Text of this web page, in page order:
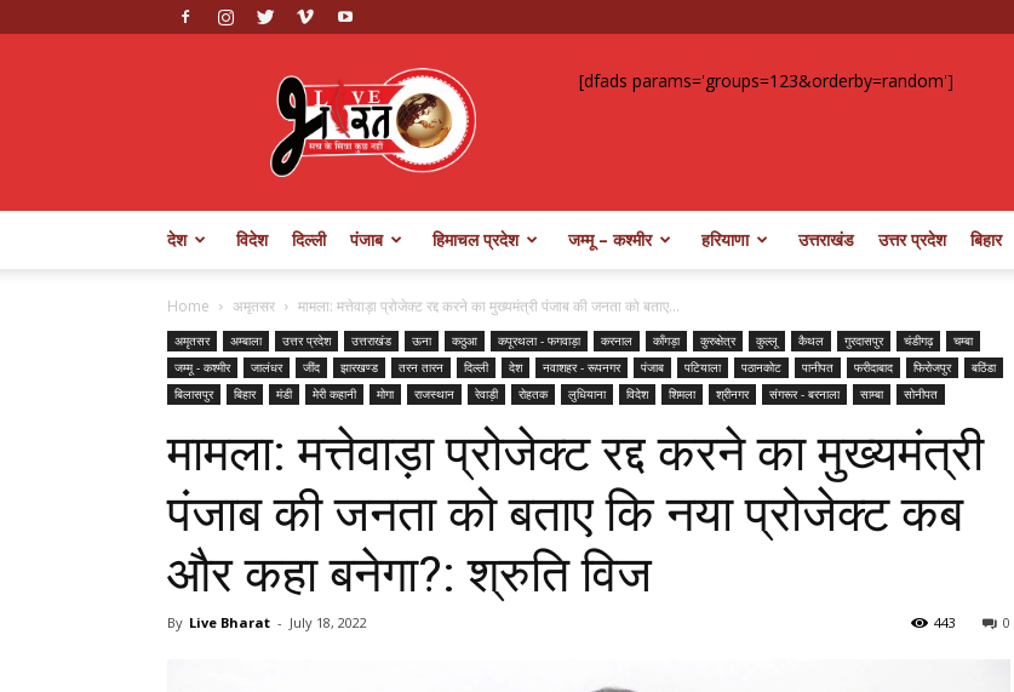
Live
Bharat
[dfads params='groups=123&orderby=random']
देश विदेश दिल्ली पंजाब हिमाचल प्रदेश जम्मू – कश्मीर हरियाणा उत्तराखंड उत्तर प्रदेश बिहार
Home अमृतसर मामला: मत्तेवाड़ा प्रोजेक्ट रद्द करने का मुख्यमंत्री पंजाब की जनता को बताए...
अमृतसर अम्बाला उत्तर प्रदेश उत्तराखंड ऊना कठुआ कपूरथला - फगवाड़ा करनाल काँगड़ा कुरुक्षेत्र कुल्लू कैथल गुरदासपुर चंडीगढ़
चम्बा
जम्मू - कश्मीर
जालंधर जींद झारखण्ड तरन तारन दिल्ली देश नवाशहर - रूपनगर पंजाब पटियाला पठानकोट पानीपत फरीदाबाद फिरोजपुर
बठिंडा
बिलासपुर
बिहार मंडी मेरी कहानी मोगा राजस्थान रेवाड़ी रोहतक लुधियाना विदेश शिमला श्रीनगर संगरूर - बरनाला साम्बा सोनीपत
मामला: मत्तेवाड़ा प्रोजेक्ट रद्द करने का मुख्यमंत्री
पंजाब की जनता को बताए कि नया प्रोजेक्ट कब
और कहा बनेगा?: श्रुति विज
By Live Bharat - July 18, 2022 0
443